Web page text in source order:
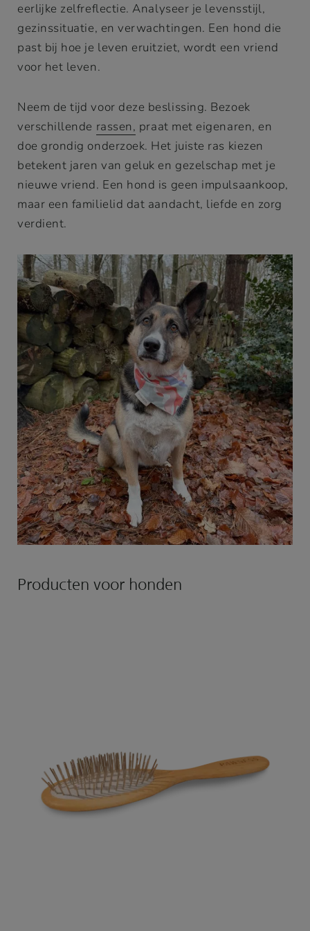
eerlijke zelfreflectie. Analyseer je levensstijl,
gezinssituatie, en verwachtingen. Een hond die
past bij hoe je leven eruitziet, wordt een vriend
voor het leven.
Neem de tijd voor deze beslissing. Bezoek
verschillende rassen, praat met eigenaren, en
doe grondig onderzoek. Het juiste ras kiezen
betekent jaren van geluk en gezelschap met je
nieuwe vriend. Een hond is geen impulsaankoop,
maar een familielid dat aandacht, liefde en zorg
verdient.
Producten voor honden